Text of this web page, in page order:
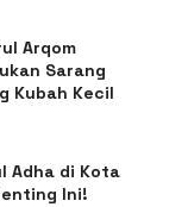
Arqom
Sarang
Kubah Kecil
Adha di Kota
Ini!